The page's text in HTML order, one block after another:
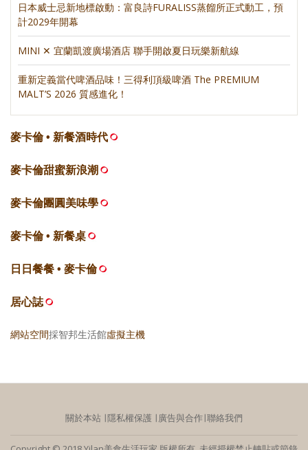
日本威士忌新地標啟動：富良詩FURALISS蒸餾所正式動工，預
計2029年開幕
MINI ✕ 宜蘭凱渡廣場酒店 聯手開啟夏日玩樂新航線
重新定義當代啤酒品味！三得利頂級啤酒 The PREMIUM
MALT’S 2026 質感進化！
麥卡倫 • 新餐酒時代
麥卡倫甜蜜新浪潮
麥卡倫團圓美味學
麥卡倫 • 新餐桌
日日餐餐 • 麥卡倫
居心誌
網站空間採智邦生活館虛擬主機
關於本站 ∣隱私權保護 ∣廣告與合作∣聯絡我們